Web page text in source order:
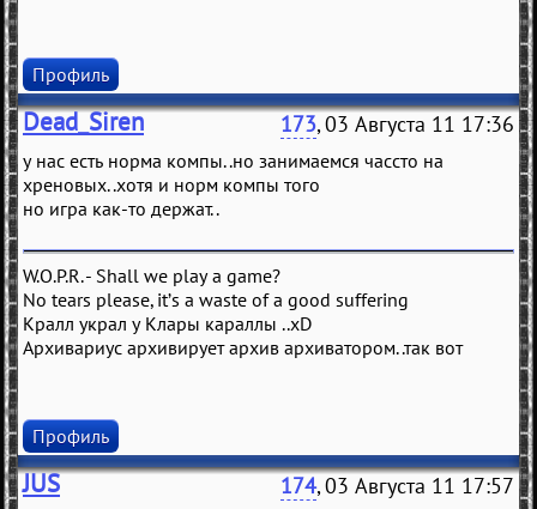
Профиль
Dead_Siren 173, 03 Августа 11 17:36
у нас есть норма компы..но занимаемся чассто на
хреновых..хотя и норм компы того
но игра как-то держат..
W.O.P.R. - Shall we play a game?
No tears please, it’s a waste of a good suffering
Кралл украл у Клары караллы ..xD
Архивариус архивирует архив архиватором..так вот
Профиль
JUS 174, 03 Августа 11 17:57